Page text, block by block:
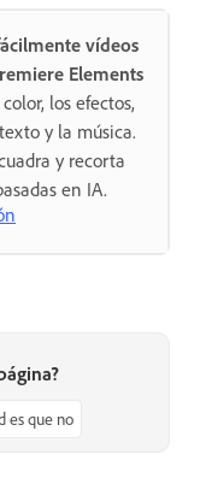
vídeos
Elements
los efectos,
y la música.
y recorta
en IA.
es que no